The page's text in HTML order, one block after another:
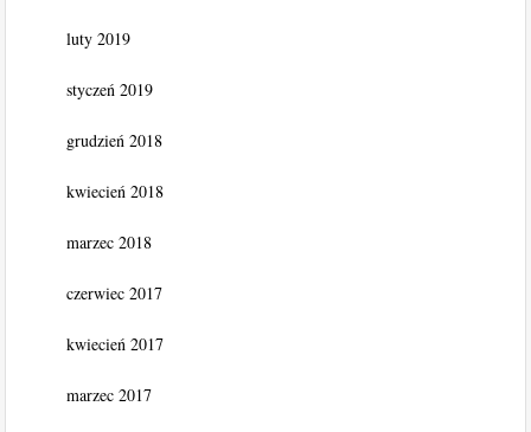
luty 2019
styczeń 2019
grudzień 2018
kwiecień 2018
marzec 2018
czerwiec 2017
kwiecień 2017
marzec 2017